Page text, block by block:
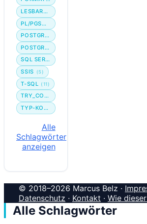
LESBARKEIT
PL/PGSQL
POSTGRES
POSTGRESQL
SQL SERVER
SSIS
(5)
T-SQL (11)
TRY_CONVERT
TYP-KONVERTIERUNG
Alle
Schlagwörter
anzeigen
© 2018–2026 Marcus Belz ·
Datenschutz · Kontakt · Wie
Alle Schlagwörter